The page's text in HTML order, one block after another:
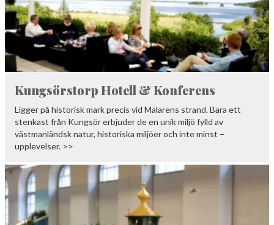
Kungsörstorp Hotell & Konferens
Ligger på historisk mark precis vid Mälarens strand. Bara ett
stenkast från Kungsör erbjuder de en unik miljö fylld av
västmanländsk natur, historiska miljöer och inte minst –
upplevelser. >>